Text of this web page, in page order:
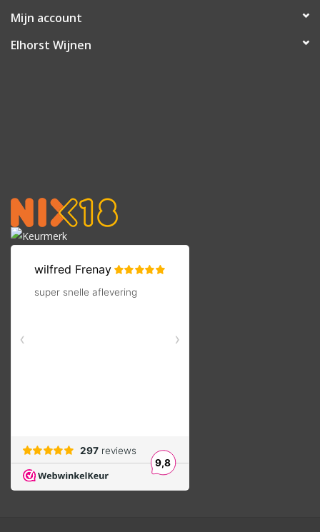
Mijn account
Elhorst Wijnen